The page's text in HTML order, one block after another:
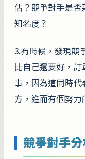
估？競爭對手是否
知名度？
3.有時候，發現競
比自己還要好，
事，因為這同時
方，進而有個努力
競爭對手